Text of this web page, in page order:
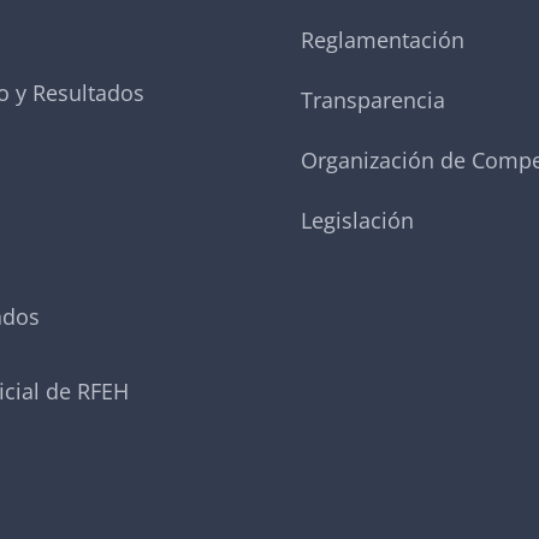
y Resultados
de RFEH
Reglamentación
Transparencia
Organización de
Legislación